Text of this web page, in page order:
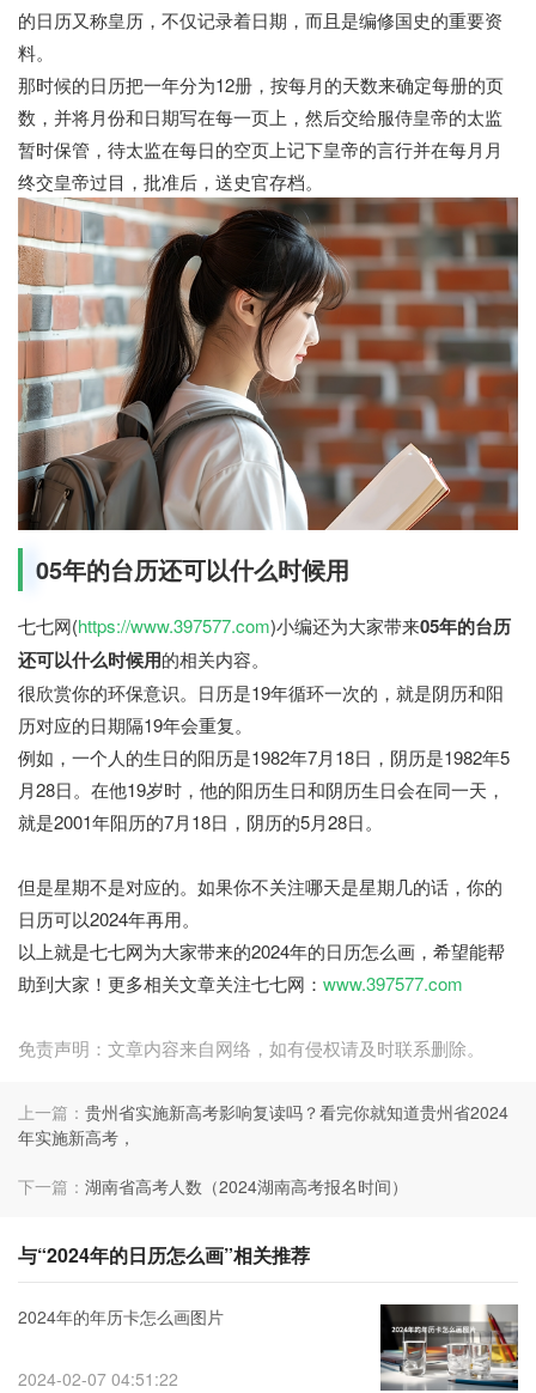
的日历又称皇历，不仅记录着日期，而且是编修国史的重要资
料。
那时候的日历把一年分为12册，按每月的天数来确定每册的页
数，并将月份和日期写在每一页上，然后交给服侍皇帝的太监
暂时保管，待太监在每日的空页上记下皇帝的言行并在每月月
终交皇帝过目，批准后，送史官存档。
05年的台历还可以什么时候用
七七网(https://www.397577.com)小编还为大家带来05年的台历
还可以什么时候用的相关内容。
很欣赏你的环保意识。日历是19年循环一次的，就是阴历和阳
历对应的日期隔19年会重复。
例如，一个人的生日的阳历是1982年7月18日，阴历是1982年5
月28日。在他19岁时，他的阳历生日和阴历生日会在同一天，
就是2001年阳历的7月18日，阴历的5月28日。
但是星期不是对应的。如果你不关注哪天是星期几的话，你的
日历可以2024年再用。
以上就是七七网为大家带来的2024年的日历怎么画，希望能帮
助到大家！更多相关文章关注七七网： www.397577.com
免责声明：文章内容来自网络，如有侵权请及时联系删除。
上一篇： 贵州省实施新高考影响复读吗？看完你就知道贵州省2024
年实施新高考，
下一篇： 湖南省高考人数（2024湖南高考报名时间）
与“2024年的日历怎么画”相关推荐
2024年的年历卡怎么画图片
2024-02-07 04:51:22